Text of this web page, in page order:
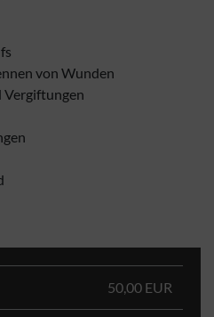
von Wunden
Vergiftungen
50,00 EUR